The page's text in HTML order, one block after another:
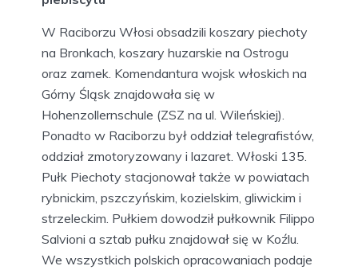
W Raciborzu Włosi obsadzili koszary piechoty
na Bronkach, koszary huzarskie na Ostrogu
oraz zamek. Komendantura wojsk włoskich na
Górny Śląsk znajdowała się w
Hohenzollernschule (ZSZ na ul. Wileńskiej).
Ponadto w Raciborzu był oddział telegrafistów,
oddział zmotoryzowany i lazaret. Włoski 135.
Pułk Piechoty stacjonował także w powiatach
rybnickim, pszczyńskim, kozielskim, gliwickim i
strzeleckim. Pułkiem dowodził pułkownik Filippo
Salvioni a sztab pułku znajdował się w Koźlu.
We wszystkich polskich opracowaniach podaje